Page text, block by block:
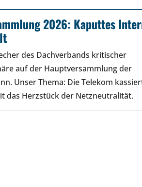
2026: Kaputtes
des Dachverbands kritischer
auf der Hauptversammlung der
Unser Thema: Die Telekom
das Herzstück der Netzneutralität.